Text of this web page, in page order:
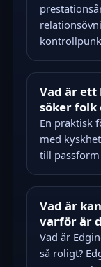
Vad är
söker folk
En praktisk
med
till
Vad är
varför är
Vad är
så roligt?